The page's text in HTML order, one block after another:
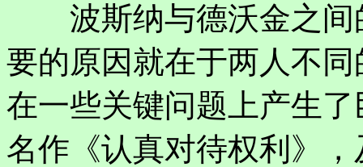
波斯纳与德沃金之间
要的原因就在于两人不
在一些关键问题上产生
名作《认真对待权利》